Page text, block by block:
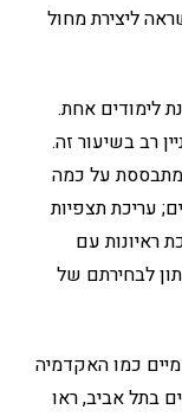
ליצירת מחול
לימודים אחת.
רב בשיעור זה.
על כמה
עריכת תצפיות
ראיונות עם
לבחירתם של
כמו האקדמיה
בתל אביב, ראו